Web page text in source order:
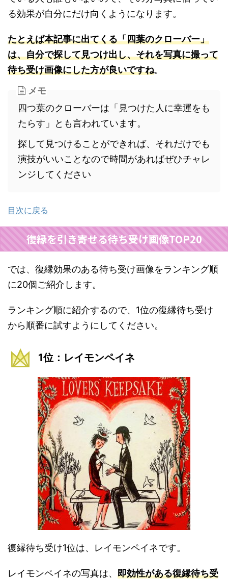
る効果が自分にだけ向くようになります。
たとえば本記事に出てくる「四葉のクローバー」
は、自分で探して見つけ出し、それを写真に撮って
待ち受け画像にした方が良いですね。
メモ
四つ葉のクローバーは「見つけた人に幸運をも
たらす」とも言われています。
探して見つけることができれば、それだけでも
演技がいいことなので時間があればぜひチャレ
ンジしてください
目次に戻る
復縁を引き寄せる待ち受け画像TOP20
では、復縁効果のある待ち受け画像をランキング順
に20個ご紹介します。
ランキング順に紹介するので、1位の復縁待ち受け
から順番に試すようにしてください。
1位：レイモンペイネ
復縁待ち受け1位は、レイモンペイネです。
レイモンペイネの写真は、 即効性がある復縁待ち受